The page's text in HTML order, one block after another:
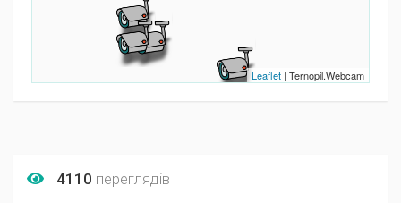
Leaflet | Ternopil.Webcam
4110 переглядів